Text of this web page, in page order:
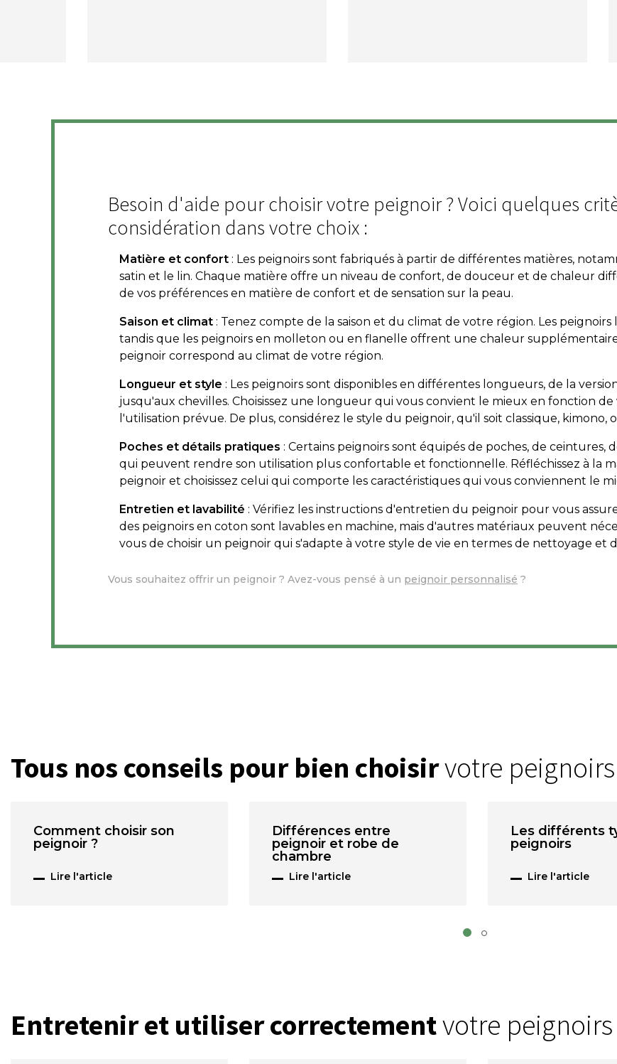
Besoin d'aide pour choisir votre peignoir ? Voici quelques
considération dans votre choix :
Matière et confort : Les peignoirs sont fabriqués à partir de différentes matières,
satin et le lin. Chaque matière offre un niveau de confort, de douceur et de chaleur
de vos préférences en matière de confort et de sensation sur la peau.
Saison et climat : Tenez compte de la saison et du climat de votre région. Les
tandis que les peignoirs en molleton ou en flanelle offrent une chaleur
peignoir correspond au climat de votre région.
Longueur et style : Les peignoirs sont disponibles en différentes longueurs, de la
jusqu'aux chevilles. Choisissez une longueur qui vous convient le mieux en fonction
l'utilisation prévue. De plus, considérez le style du peignoir, qu'il soit classique, kimono,
Poches et détails pratiques : Certains peignoirs sont équipés de poches, de
qui peuvent rendre son utilisation plus confortable et fonctionnelle. Réfléchissez à la
peignoir et choisissez celui qui comporte les caractéristiques qui vous conviennent le
Entretien et lavabilité : Vérifiez les instructions d'entretien du peignoir pour vous
des peignoirs en coton sont lavables en machine, mais d'autres matériaux peuvent
vous de choisir un peignoir qui s'adapte à votre style de vie en termes de nettoyage et
Vous souhaitez offrir un peignoir ? Avez-vous pensé à un peignoir personnalisé ?
Tous nos conseils pour bien choisirvotre
Comment choisir son
peignoir ?
Lire l'article
Différences entre
peignoir et robe de
chambre
Lire l'article
Les différents
peignoirs
Lire l'article
Entretenir et utiliser correctementvotre peignoirs